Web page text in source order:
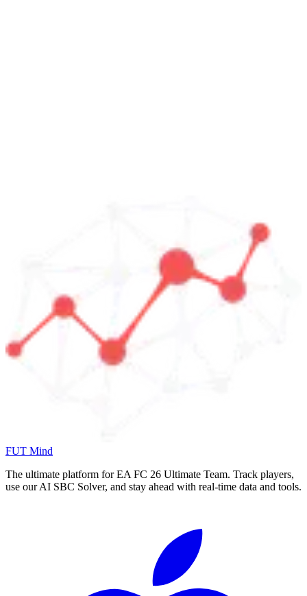
FUT Mind
The ultimate platform for EA FC 26 Ultimate Team. Track players,
use our AI SBC Solver, and stay ahead with real-time data and tools.